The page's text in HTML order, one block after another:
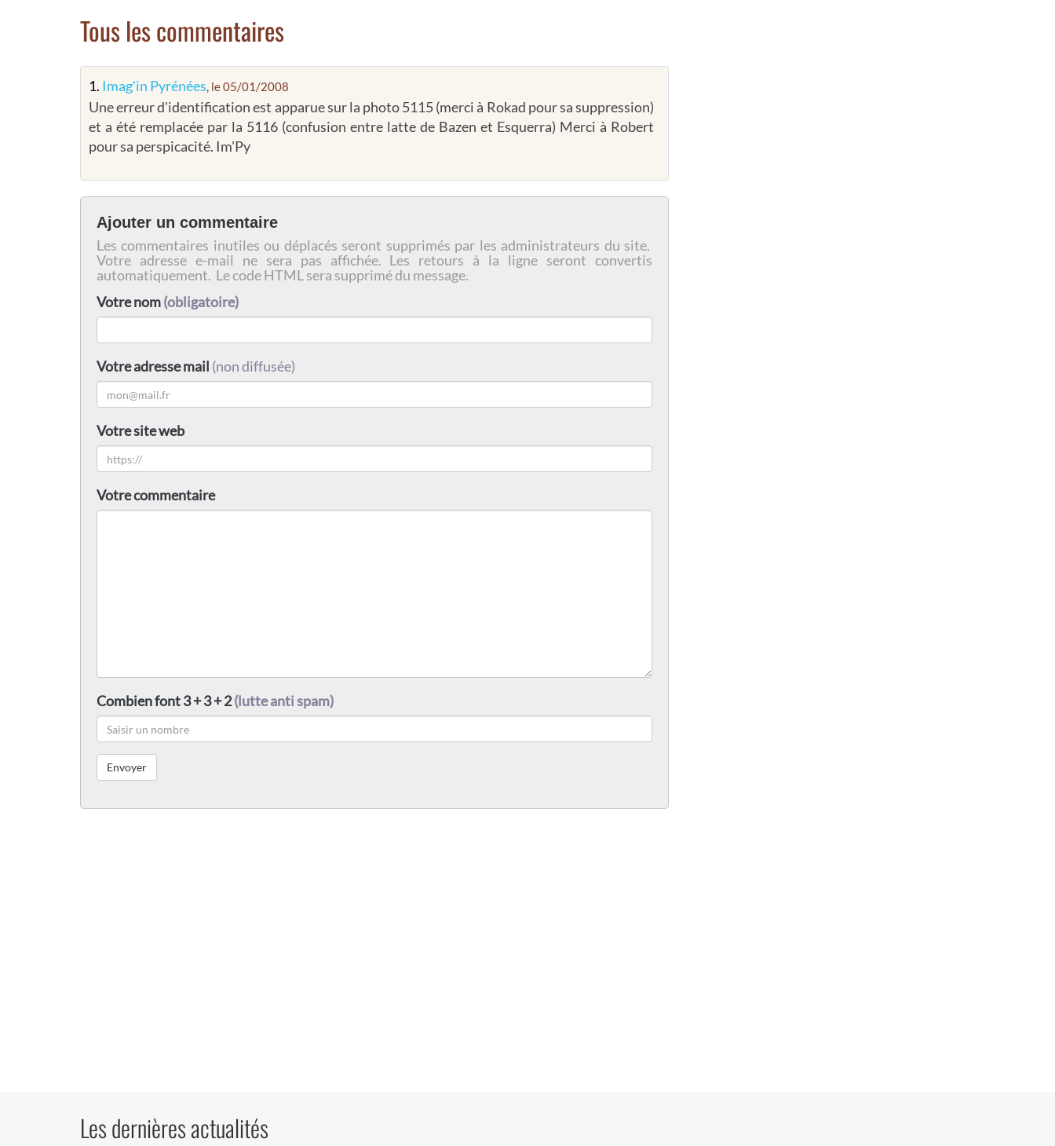
Tous les commentaires
1. Imag'in Pyrénées, le 05/01/2008
Une erreur d'identification est apparue sur la photo 5115 (merci à Rokad pour sa suppression)
et a été remplacée par la 5116 (confusion entre latte de Bazen et Esquerra) Merci à Robert
pour sa perspicacité. Im'Py
Ajouter un commentaire
Les commentaires inutiles ou déplacés seront supprimés par les administrateurs du site.
Votre adresse e-mail ne sera pas affichée. Les retours à la ligne seront convertis
automatiquement. Le code HTML sera supprimé du message.
Votre nom(obligatoire)
Votre adresse mail (non diffusée)
Votre site web
Votre commentaire
Combien font 3 + 3 + 2(lutte anti spam)
Les dernières actualités